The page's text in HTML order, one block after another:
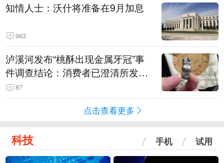
知情人士：沃什将准备在9月加息
963
泸溪河发布“桃酥出现金属牙冠”事
件调查结论：消费者已澄清所发视
频情况不属实
87
点击查看更多
科技 手机 试用